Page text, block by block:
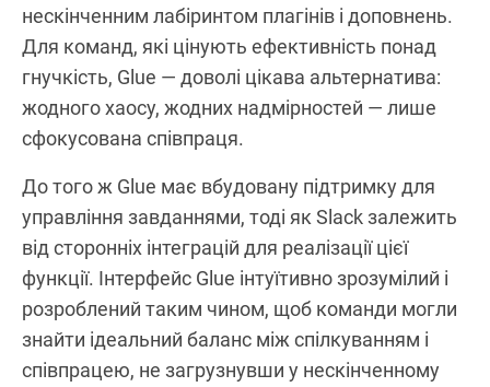
нескінченним лабіринтом плагінів і доповнень.
Для команд, які цінують ефективність понад
гнучкість, Glue — доволі цікава альтернатива:
жодного хаосу, жодних надмірностей — лише
сфокусована співпраця.
До того ж Glue має вбудовану підтримку для
управління завданнями, тоді як Slack залежить
від сторонніх інтеграцій для реалізації цієї
функції. Інтерфейс Glue інтуїтивно зрозумілий і
розроблений таким чином, щоб команди могли
знайти ідеальний баланс між спілкуванням і
співпрацею, не загрузнувши у нескінченному